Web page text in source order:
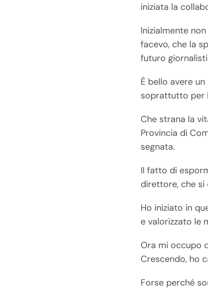
iniziata la
Inizialmente
facevo, che la
futuro
È bello avere
soprattutto per
Che strana la
Provincia di
segnata.
Il fatto di
direttore, che si
Ho iniziato in
e valorizzato le
Ora mi occupo
Crescendo, ho
Forse perché